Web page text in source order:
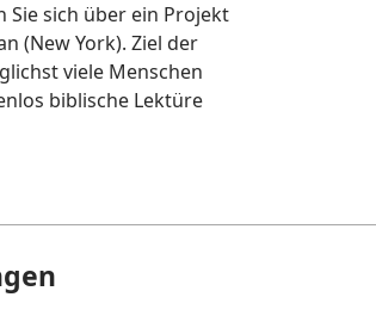
Sie sich über ein Projekt
(New York). Ziel der
viele Menschen
biblische Lektüre